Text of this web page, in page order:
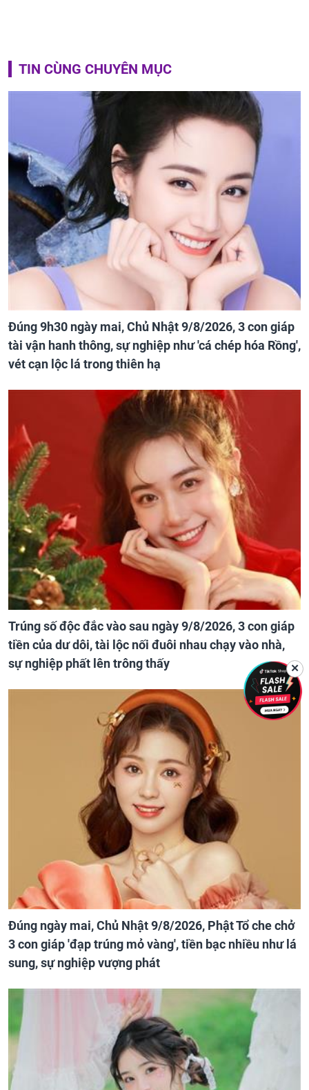
TIN CÙNG CHUYÊN MỤC
Đúng 9h30 ngày mai, Chủ Nhật 9/8/2026, 3 con giáp
tài vận hanh thông, sự nghiệp như 'cá chép hóa Rồng',
vét cạn lộc lá trong thiên hạ
Trúng số độc đắc vào sau ngày 9/8/2026, 3 con giáp
tiền của dư dôi, tài lộc nối đuôi nhau chạy vào nhà,
sự nghiệp phất lên trông thấy
Đúng ngày mai, Chủ Nhật 9/8/2026, Phật Tổ che chở
3 con giáp 'đạp trúng mỏ vàng', tiền bạc nhiều như lá
sung, sự nghiệp vượng phát
✕